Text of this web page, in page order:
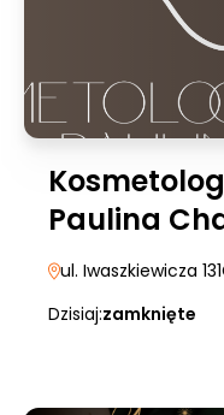
Paulina
ul. Iwaszkiewicza
Dzisiaj:zamknięte